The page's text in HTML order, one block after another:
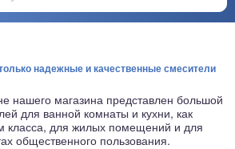
надежные и качественные смесители
нашего магазина представлен большой
для ванной комнаты и кухни, как
класса, для жилых помещений и для
общественного пользования.